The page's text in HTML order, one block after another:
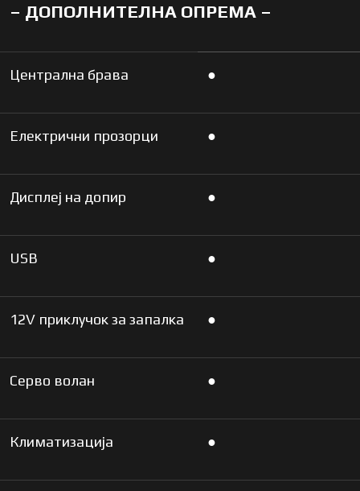
– ДОПОЛНИТЕЛНА ОПРЕМА –
Централна брава ●
Електрични прозорци ●
Дисплеј на допир ●
USB ●
12V приклучок за запалка ●
Серво волан ●
Климатизација ●